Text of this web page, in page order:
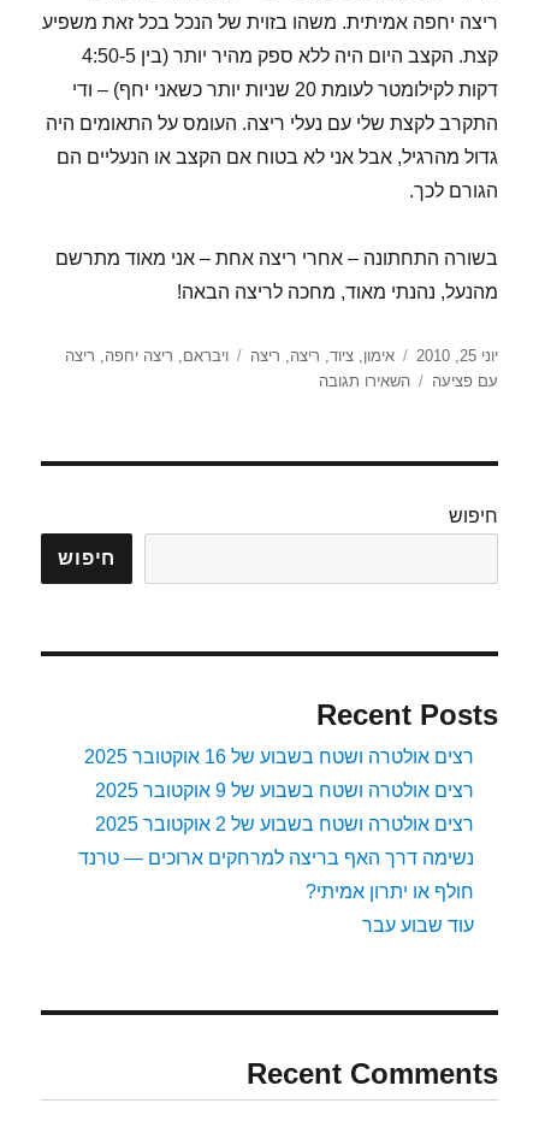
ריצה יחפה אמיתית. משהו בזוית של הנכל בכל זאת משפיע
קצת. הקצב היום היה ללא ספק מהיר יותר (בין 4:50-5
דקות לקילומטר לעומת 20 שניות יותר כשאני יחף) – ודי
התקרב לקצת שלי עם נעלי ריצה. העומס על התאומים היה
גדול מהרגיל, אבל אני לא בטוח אם הקצב או הנעליים הם
הגורם לכך.
בשורה התחתונה – אחרי ריצה אחת – אני מאוד מתרשם
מהנעל, נהנתי מאוד, מחכה לריצה הבאה!
פורסם
בתאריך
יוני 25, 2010 קטגוריות
אימון ,ציוד ריצה ריצה תגיות
ויבראם ריצה יחפה
ריצה
עם פציעה
השאירו תגובה
(VFF
Vibram
חיפוש
חיפוש
Recent Posts
רצים אולטרה ושטח בשבוע של 16 אוקטובר 2025
רצים אולטרה ושטח בשבוע של 9 אוקטובר 2025
רצים אולטרה ושטח בשבוע של 2 אוקטובר 2025
נשימה דרך האף בריצה למרחקים ארוכים — טרנד
חולף או יתרון אמיתי?
עוד שבוע עבר
Recent Comments